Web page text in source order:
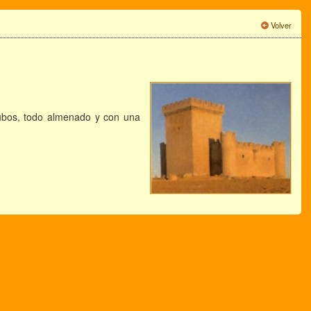
Volver
todo almenado y con una